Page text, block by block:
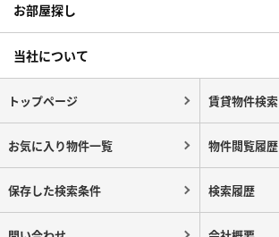
お部屋探し
当社について
トップページ 賃貸物件検索
お気に入り物件一覧 物件閲覧履歴
保存した検索条件 検索履歴